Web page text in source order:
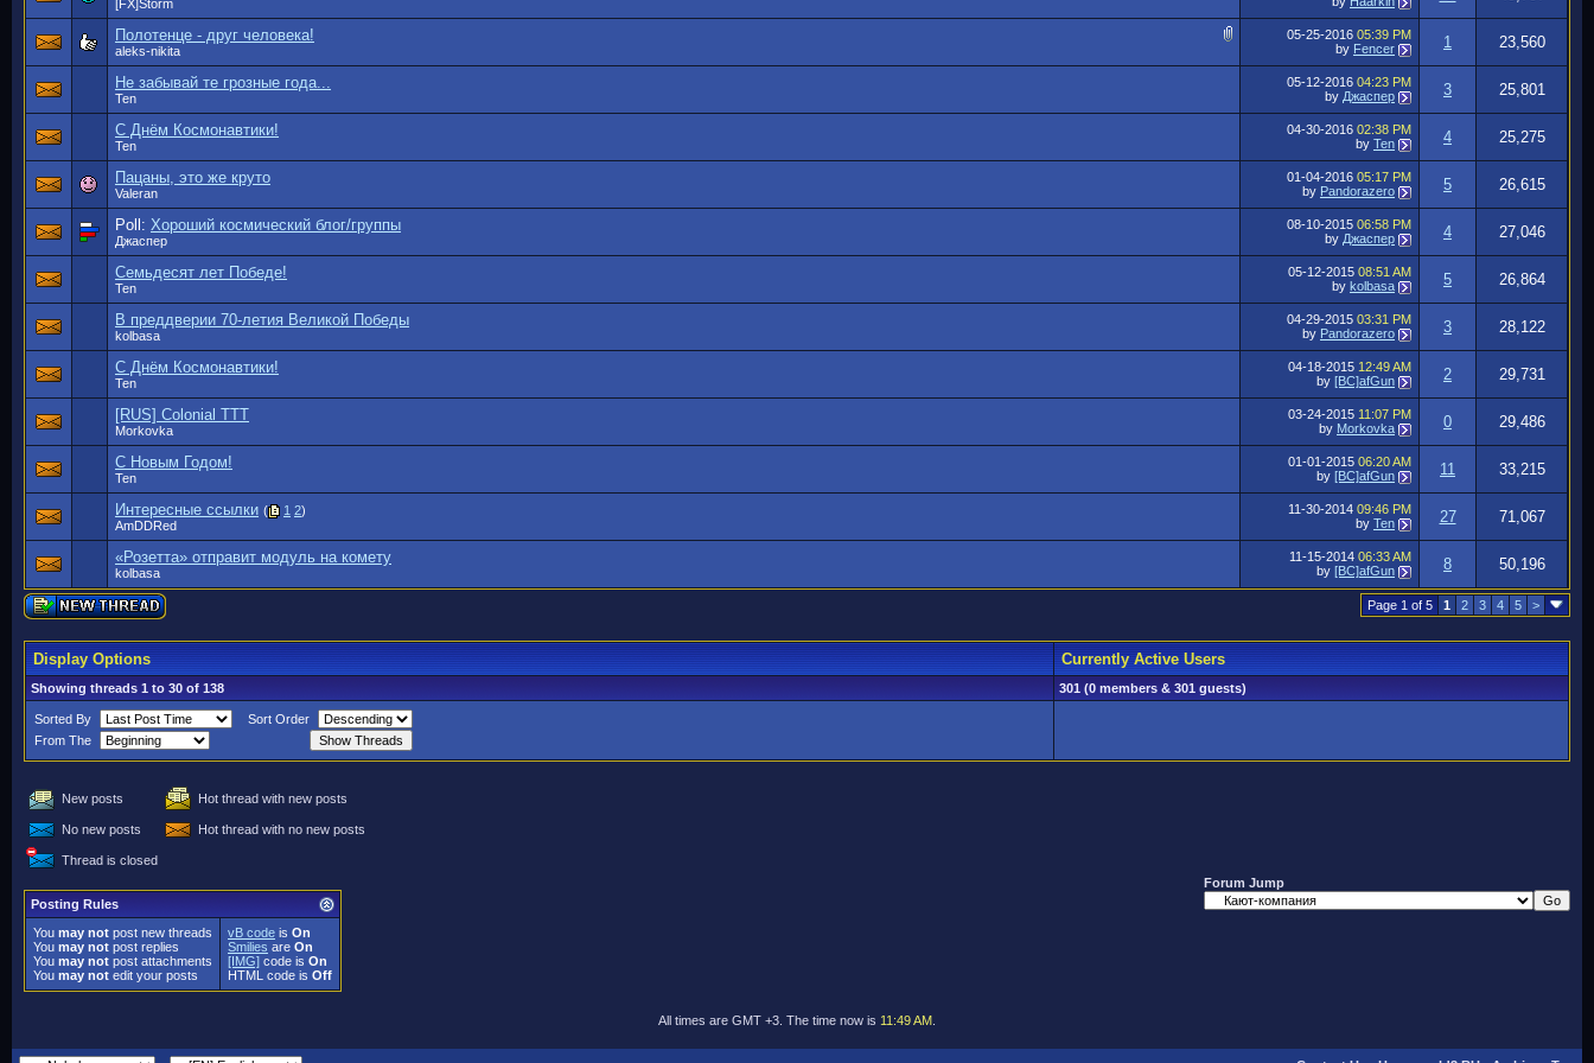
[FX]Storm
Полотенце - друг человека!
aleks-nikita
05-25-2016 05:39 PM
by Fencer 1 23,560
Не забывай те грозные года...
Ten
05-12-2016 04:23 PM
by Джаспер 3 25,801
С Днём Космонавтики!
Ten
04-30-2016 02:38 PM
by Ten 4 25,275
Пацаны, это же круто
Valeran
01-04-2016 05:17 PM
by Pandorazero 5 26,615
Poll: Хороший космический блог/группы
Джаспер
08-10-2015 06:58 PM
by Джаспер 4 27,046
Семьдесят лет Победе!
Ten
05-12-2015 08:51 AM
by kolbasa 5 26,864
В преддверии 70-летия Великой Победы
kolbasa
04-29-2015 03:31 PM
by Pandorazero 3 28,122
С Днём Космонавтики!
Ten
04-18-2015 12:49 AM
by [BC]afGun 2 29,731
[RUS] Colonial TTT
Morkovka
03-24-2015 11:07 PM
by Morkovka 0 29,486
С Новым Годом!
Ten
01-01-2015 06:20 AM
by [BC]afGun 11 33,215
Интересные ссылки ( 1 2)
AmDDRed
11-30-2014 09:46 PM
by Ten 27 71,067
«Розетта» отправит модуль на комету
kolbasa
11-15-2014 06:33 AM
by [BC]afGun 8 50,196
Page 1 of 5 1 2 3 4 5 >
Display Options Currently Active Users
Showing threads 1 to 30 of 138 301 (0 members & 301 guests)
Sorted By
Sort Order
From The
New posts Hot thread with new posts
No new posts Hot thread with no new posts
Thread is closed
Posting Rules
You may not post new threads
You may not post replies
You may not post attachments
You may not edit your posts
vB code is On
Smilies are On
[IMG] code is On
HTML code is Off
Forum Jump
All times are GMT +3. The time now is 11:49 AM